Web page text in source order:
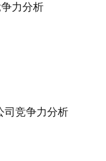
力分析
司竞争力分析